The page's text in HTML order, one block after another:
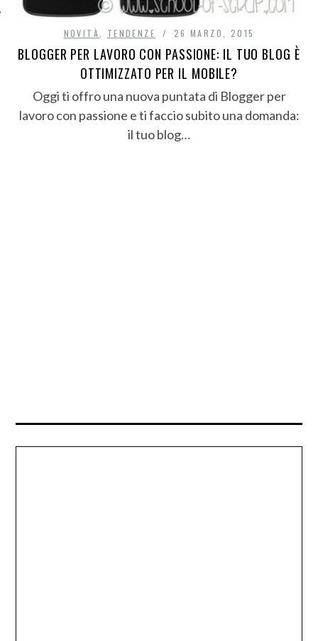
NOVITÀ TENDENZE 26 MARZO, 2015
BLOGGER PER LAVORO CON PASSIONE: IL TUO BLOG È
OTTIMIZZATO PER IL MOBILE?
Oggi ti offro una nuova puntata di Blogger per
lavoro con passione e ti faccio subito una domanda:
il tuo blog…